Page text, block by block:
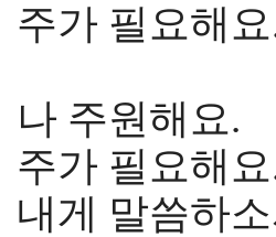
주가 필요해
나 주원해요.
주가 필요해
내게 말씀하